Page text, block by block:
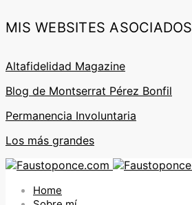
MIS WEBSITES ASOCIADOS
Altafidelidad Magazine
Blog de Montserrat Pérez Bonfil
Permanencia Involuntaria
Los más grandes
Home